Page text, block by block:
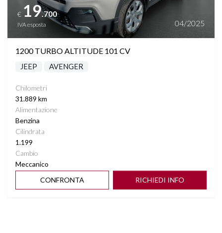
€ 19.700
IVA esposta 04/2025
1200 TURBO ALTITUDE 101 CV
JEEP AVENGER
Chilometri
31.889 km
Alimentazione
Benzina
Cilindrata
1.199
Cambio
Meccanico
CONFRONTA
RICHIEDI INFO